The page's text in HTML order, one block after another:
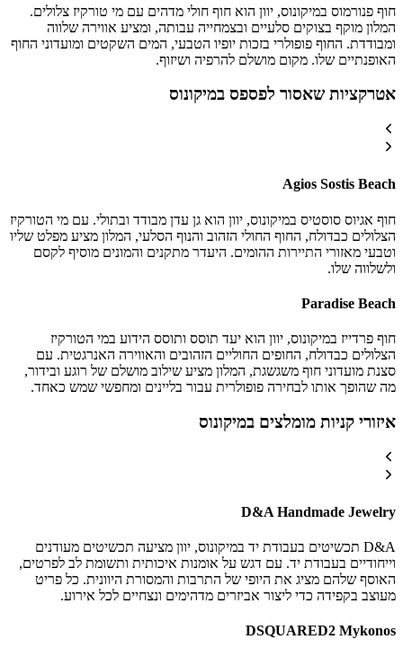
חוף פנורמוס במיקונוס, יוון הוא חוף חולי מדהים עם מי טורקיז צלולים.
המלון מוקף בצוקים סלעיים ובצמחייה עבותה, ומציע אווירה שלווה
ומבודדת. החוף פופולרי בזכות יופיו הטבעי, המים השקטים ומועדוני החוף
האופנתיים שלו. מקום מושלם להרפיה ושיזוף.
אטרקציות שאסור לפספס במיקונוס
Agios Sostis Beach
חוף אגיוס סוסטיס במיקונוס, יוון הוא גן עדן מבודד ובתולי. עם מי הטורקיז
הצלולים כבדולח, החוף החולי הזהוב והנוף הסלעי, המלון מציע מפלט שליו
וטבעי מאזורי התיירות ההומים. היעדר מתקנים והמונים מוסיף לקסם
ולשלווה שלו.
Paradise Beach
חוף פרדייז במיקונוס, יוון הוא יעד תוסס ותוסס הידוע במי הטורקיז
הצלולים כבדולח, החופים החוליים הזהובים והאווירה האנרגטית. עם
סצנת מועדוני חוף משגשגת, המלון מציע שילוב מושלם של רוגע ובידור,
מה שהופך אותו לבחירה פופולרית עבור בליינים ומחפשי שמש כאחד.
איזורי קניות מומלצים במיקונוס
D&A Handmade Jewelry
D&A תכשיטים בעבודת יד במיקונוס, יוון מציעה תכשיטים מעודנים
וייחודיים בעבודת יד. עם דגש על אומנות איכותית ותשומת לב לפרטים,
האוסף שלהם מציג את היופי של התרבות והמסורת היוונית. כל פריט
מעוצב בקפידה כדי ליצור אביזרים מדהימים ונצחיים לכל אירוע.
DSQUARED2 Mykonos